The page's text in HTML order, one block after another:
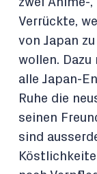
Verrückte,
von Japan
wollen.
alle Japan-
Ruhe die
seinen
sind